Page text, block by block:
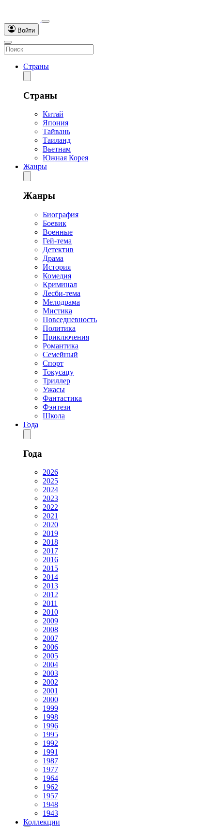
Войти
Страны
Страны
Китай
Япония
Тайвань
Таиланд
Вьетнам
Южная Корея
Жанры
Жанры
Биография
Боевик
Военные
Гей-тема
Детектив
Драма
История
Комедия
Криминал
Лесби-тема
Мелодрама
Мистика
Повседневность
Политика
Приключения
Романтика
Семейный
Спорт
Токусацу
Триллер
Ужасы
Фантастика
Фэнтези
Школа
Года
Года
2026
2025
2024
2023
2022
2021
2020
2019
2018
2017
2016
2015
2014
2013
2012
2011
2010
2009
2008
2007
2006
2005
2004
2003
2002
2001
2000
1999
1998
1996
1995
1992
1991
1987
1977
1964
1962
1957
1948
1943
Коллекции